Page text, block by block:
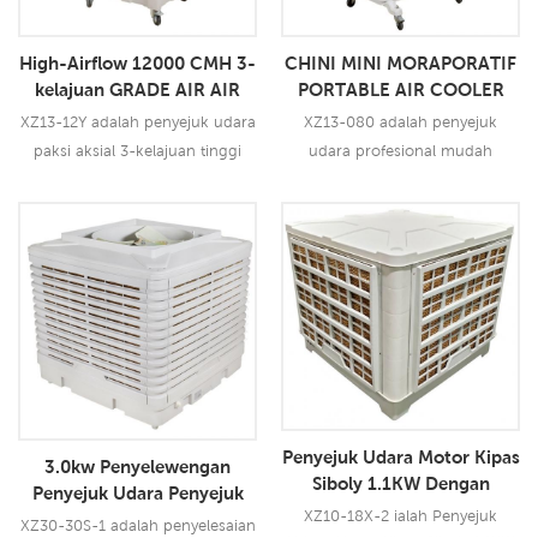
sebanyak 50000 cmh, 1
kelajuan. Saiz besar 5090 pad
penyeju15
High-Airflow 12000 CMH 3-
kelajuan GRADE AIR AIR
COOLER UNTUK RUJUKAN
BESAR
XZ13-12Y adalah penyejuk udara
paksi aksial 3-kelajuan tinggi
mengadopsi teknologi
penyejukan penyejatan
terkemuka industri untuk
menyejukkan udara panas dan
meniup angin sejuk dan lembap
untuk pengguna, ia berinovasi
penggunaan dwi Reka bentuk
angin yang lebih kuat untu15
Baca Lebih Lanjut
CHINI MINI MORAPORATIF
PORTABLE AIR COOLER
DENGAN CASTERS OEM
boleh diterima
XZ13-080 adalah penyejuk
udara profesional mudah
Casters OEM boleh diterima, 3
kelajuan dengan fungsi kawalan
jauh, aliran udara 8000 m3h. Ia
sesuai untuk semua jenis aplikasi
dalaman/luaran, seperti pejabat,
kilang, cerun kopi, restraunt, dan
lain -lain
Baca Lebih Lanjut
3.0kw Penyelewengan
Penyejuk Udara Penyejuk
Tinggi
XZ30-30S-1 adalah penyelesaian
Penyejuk Udara Motor Kipas
Siboly 1.1KW Dengan
Penyejuk Udara Besar Jauh
XZ10-18X-2 ialah Penyejuk